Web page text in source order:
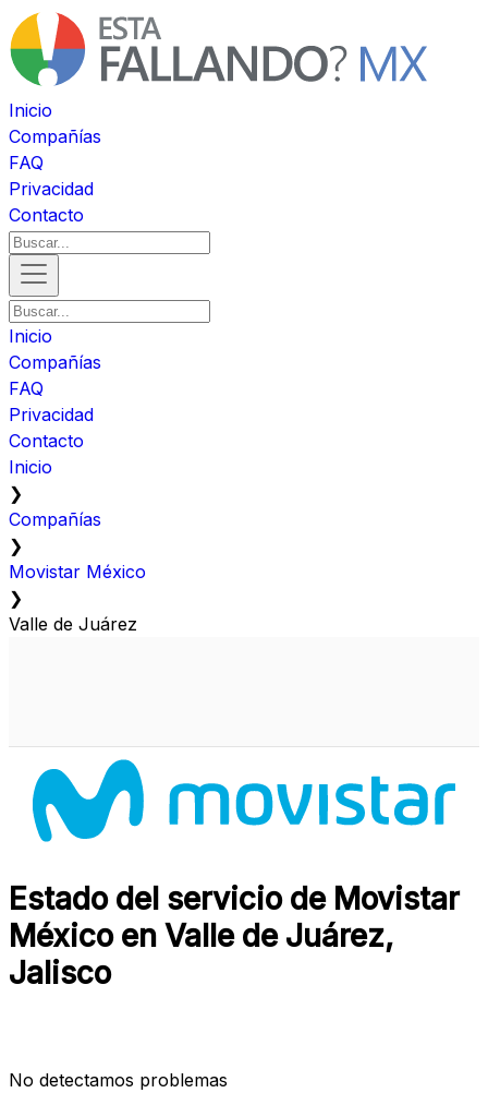
Inicio
Compañías
FAQ
Privacidad
Contacto
Inicio
Compañías
FAQ
Privacidad
Contacto
Inicio
❯
Compañías
❯
Movistar México
❯
Valle de Juárez
Estado del servicio de Movistar
México en Valle de Juárez,
Jalisco
No detectamos problemas